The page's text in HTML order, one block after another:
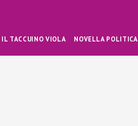
IL TACCUINO VIOLA NOVELLA POLITICA